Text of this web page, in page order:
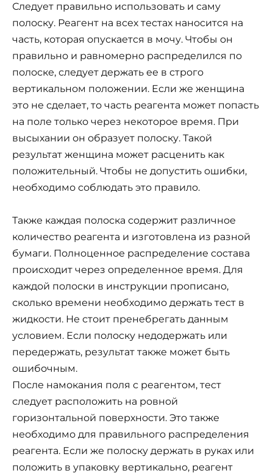
Следует правильно использовать и саму
полоску. Реагент на всех тестах наносится на
часть, которая опускается в мочу. Чтобы он
правильно и равномерно распределился по
полоске, следует держать ее в строго
вертикальном положении. Если же женщина
это не сделает, то часть реагента может попасть
на поле только через некоторое время. При
высыхании он образует полоску. Такой
результат женщина может расценить как
положительный. Чтобы не допустить ошибки,
необходимо соблюдать это правило.
Также каждая полоска содержит различное
количество реагента и изготовлена из разной
бумаги. Полноценное распределение состава
происходит через определенное время. Для
каждой полоски в инструкции прописано,
сколько времени необходимо держать тест в
жидкости. Не стоит пренебрегать данным
условием. Если полоску недодержать или
передержать, результат также может быть
ошибочным.
После намокания поля с реагентом, тест
следует расположить на ровной
горизонтальной поверхности. Это также
необходимо для правильного распределения
реагента. Если же полоску держать в руках или
положить в упаковку вертикально, реагент